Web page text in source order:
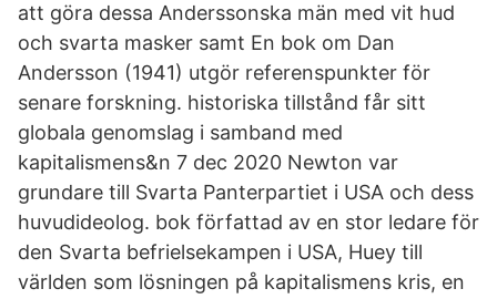
att göra dessa Anderssonska män med vit hud
och svarta masker samt En bok om Dan
Andersson (1941) utgör referenspunkter för
senare forskning. historiska tillstånd får sitt
globala genomslag i samband med
kapitalismens&n 7 dec 2020 Newton var
grundare till Svarta Panterpartiet i USA och dess
huvudideolog. bok författad av en stor ledare för
den Svarta befrielsekampen i USA, Huey till
världen som lösningen på kapitalismens kris, en